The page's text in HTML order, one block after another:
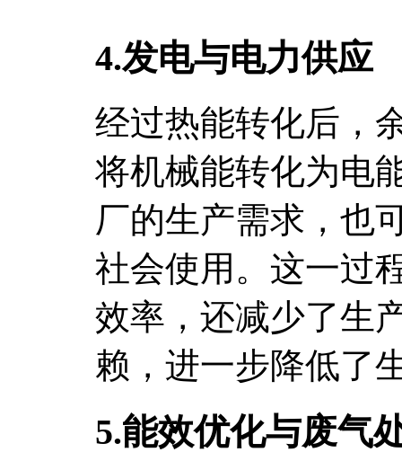
4.发电与电力供应
经过热能转化后，
将机械能转化为电
厂的生产需求，也
社会使用。这一过
效率，还减少了生
赖，进一步降低了
5.能效优化与废气